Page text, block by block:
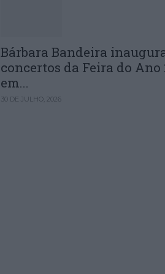
Bárbara Bandeira
concertos da Feira do Ano
em...
30 DE JULHO, 2026